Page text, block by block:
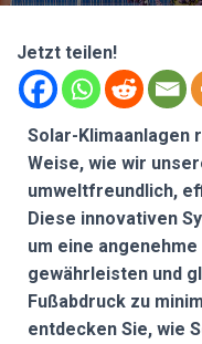
Jetzt teilen!
Solar-Klimaanlagen
Weise, wie wir
umweltfreundlich,
Diese innovativen
um eine
gewährleisten und
Fußabdruck zu
entdecken Sie, wie